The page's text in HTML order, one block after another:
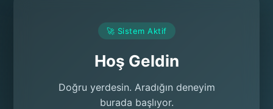
🚀 Sistem Aktif
Hoş Geldin
Doğru yerdesin. Aradığın deneyim
burada başlıyor.